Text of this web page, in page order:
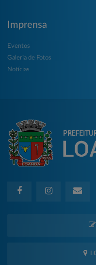
Imprensa
Eventos
Galeria de Fotos
Notícias